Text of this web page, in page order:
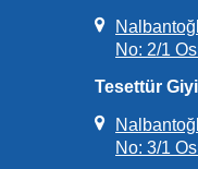
No: 2/1
Tesettür
No: 3/1